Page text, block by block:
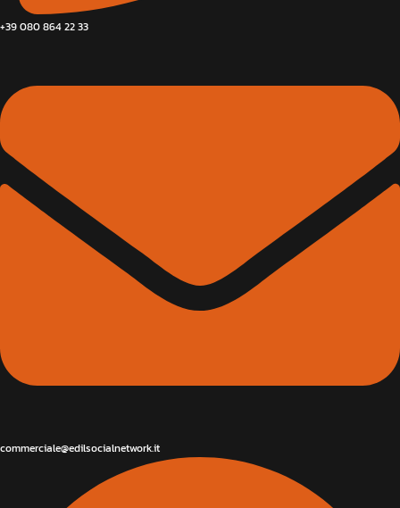
+39 080 864 22 33
commerciale@edilsocialnetwork.it